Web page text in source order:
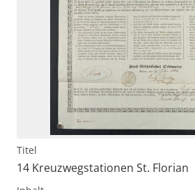
Titel
14 Kreuzwegstationen St. Florian